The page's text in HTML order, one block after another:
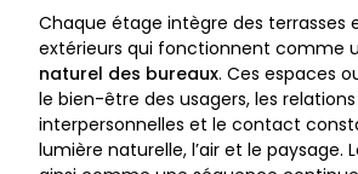
Chaque étage intègre des terrasses
extérieurs qui fonctionnent comme
naturel des bureaux. Ces espaces
le bien-être des usagers, les relations
interpersonnelles et le contact
lumière naturelle, l’air et le paysage.